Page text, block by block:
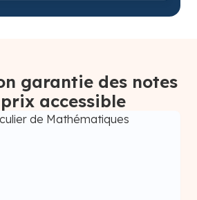
garantie des notes
accessible